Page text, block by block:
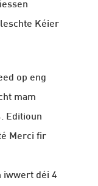
Kéier
op eng
mam
Editioun
Merci fir
iwwert déi 4